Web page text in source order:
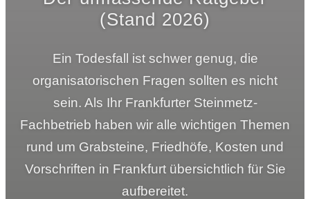
(Stand 2026)
Ein Todesfall ist schwer genug, die
organisatorischen Fragen sollten es nicht
sein. Als Ihr Frankfurter Steinmetz-
Fachbetrieb haben wir alle wichtigen Themen
rund um Grabsteine, Friedhöfe, Kosten und
Vorschriften in Frankfurt übersichtlich für Sie
aufbereitet.